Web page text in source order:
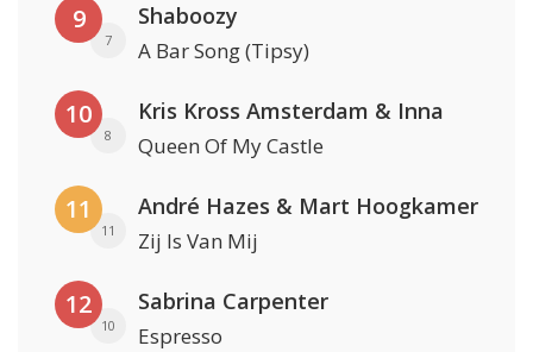
9
7
Shaboozy
A Bar Song (Tipsy)
10
8
Kris Kross Amsterdam & Inna
Queen Of My Castle
11
11
André Hazes & Mart Hoogkamer
Zij Is Van Mij
12
10
Sabrina Carpenter
Espresso